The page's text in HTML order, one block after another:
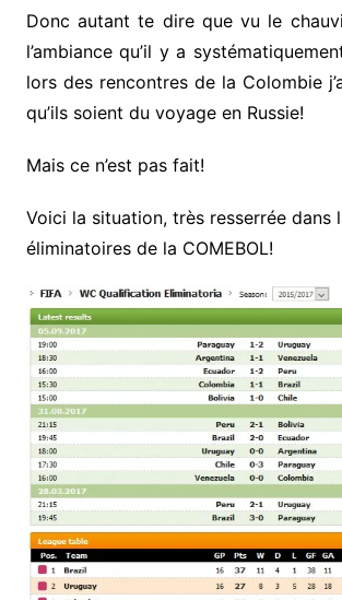
Donc autant te dire que vu le
l’ambiance qu’il y a
lors des rencontres de la Colombie
qu’ils soient du voyage en Russie!
Mais ce n’est pas fait!
Voici la situation, très resserrée dans
éliminatoires de la COMEBOL!